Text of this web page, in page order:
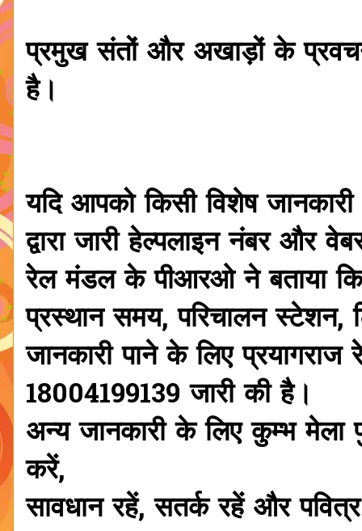
प्रमुख संतों और अखाड़ों के
है।
यदि आपको किसी विशेष
द्वारा जारी हेल्पलाइन नंबर और
रेल मंडल के पीआरओ ने बताया
प्रस्थान समय, परिचालन
जानकारी पाने के लिए
18004199139 जारी की है।
अन्य जानकारी के लिए कुम्भ
करें,
सावधान रहें, सतर्क रहें और